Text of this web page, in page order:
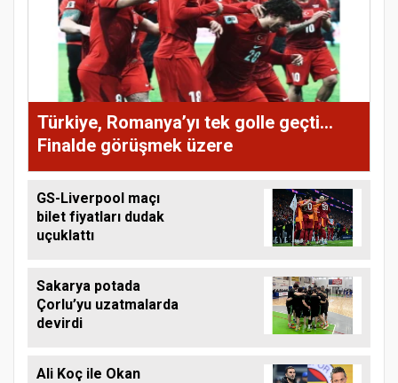
Türkiye, Romanya’yı tek golle geçti...
Finalde görüşmek üzere
GS-Liverpool maçı
bilet fiyatları dudak
uçuklattı
Sakarya potada
Çorlu’yu uzatmalarda
devirdi
Ali Koç ile Okan